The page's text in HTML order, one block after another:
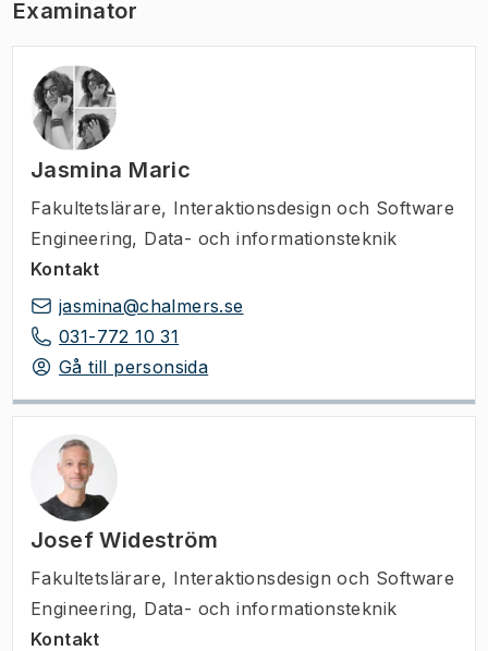
Examinator
Jasmina Maric
Fakultetslärare, Interaktionsdesign och Software
Engineering, Data- och informationsteknik
Kontakt
jasmina@chalmers.se
031-772 10 31
Gå till personsida
Josef Wideström
Fakultetslärare, Interaktionsdesign och Software
Engineering, Data- och informationsteknik
Kontakt